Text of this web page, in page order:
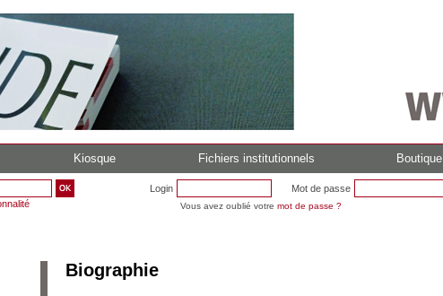
Kiosque Fichiers institutionnels Boutique
Login Mot de passe
Vous avez oublié votre mot de passe ?
Biographie